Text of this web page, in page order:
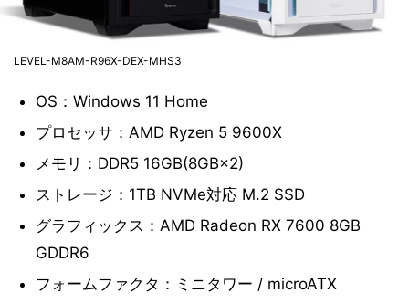
LEVEL-M8AM-R96X-DEX-MHS3
OS：Windows 11 Home
プロセッサ：AMD Ryzen 5 9600X
メモリ：DDR5 16GB(8GB×2)
ストレージ：1TB NVMe対応 M.2 SSD
グラフィックス：AMD Radeon RX 7600 8GB
GDDR6
フォームファクタ：ミニタワー / microATX